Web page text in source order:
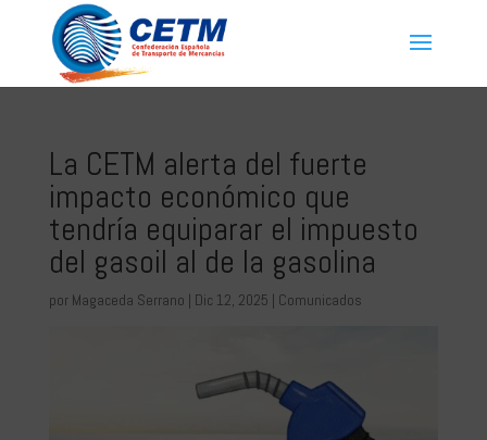
La CETM alerta del fuerte
impacto económico que
tendría equiparar el impuesto
del gasoil al de la gasolina
por Magaceda Serrano | Dic 12, 2025 | Comunicados